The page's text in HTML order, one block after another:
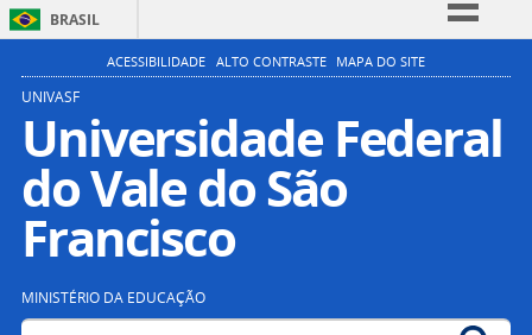
BRASIL
Simplifique!
Participe
Acesso à informação
Legislação
ACESSIBILIDADE ALTO CONTRASTE MAPA DO SITE
UNIVASF
Universidade Federal
do Vale do São
Francisco
MINISTÉRIO DA EDUCAÇÃO
Buscar no portal